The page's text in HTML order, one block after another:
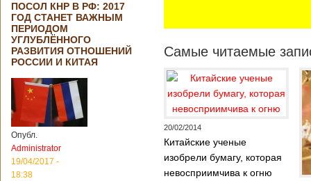
ПОСОЛ КНР В РФ: 2017
ГОД СТАНЕТ ВАЖНЫМ
ПЕРИОДОМ
УГЛУБЛЁННОГО
РАЗВИТИЯ ОТНОШЕНИЙ
РОССИИ И КИТАЯ
Опубл.
Administrator
19/04/2017 -
18:38
Самые читаемые
20/02/2014
Китайские ученые
изобрели бумагу, которая
невосприимчива к огню